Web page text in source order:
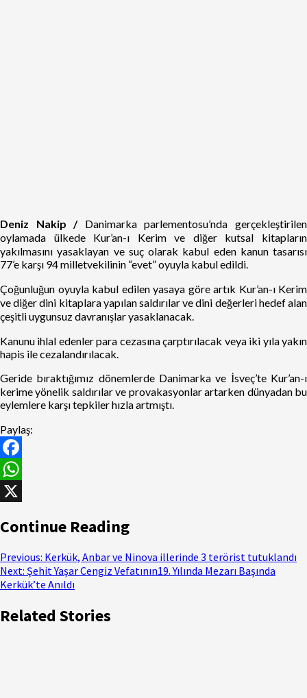
Deniz Nakip /Danimarka parlementosu’nda gerçekleştirilen
oylamada ülkede Kur’an-ı Kerim ve diğer kutsal kitapların
yakılmasını yasaklayan ve suç olarak kabul eden kanun tasarısı
77’e karşı 94 milletvekilinin “evet” oyuyla kabul edildi.
Çoğunluğun oyuyla kabul edilen yasaya göre artık Kur’an-ı Kerim
ve diğer dini kitaplara yapılan saldırılar ve dini değerleri hedef alan
çeşitli uygunsuz davranışlar yasaklanacak.
Kanunu ihlal edenler para cezasına çarptırılacak veya iki yıla yakın
hapis ile cezalandırılacak.
Geride bıraktığımız dönemlerde Danimarka ve İsveç’te Kur’an-ı
kerime yönelik saldırılar ve provakasyonlar artarken dünyadan bu
eylemlere karşı tepkiler hızla artmıştı.
Paylaş:
Facebook
WhatsApp
Continue Reading
Previous: Kerkük, Anbar ve Ninova illerinde 3 terörist tutuklandı
Next: Şehit Yaşar Cengiz Vefatının19. Yılında Mezarı Başında
Kerkük’te Anıldı
Related Stories